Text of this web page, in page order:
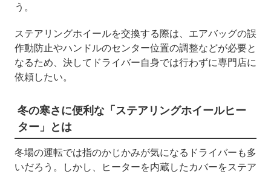
う。
ステアリングホイールを交換する際は、エアバッグの誤
作動防止やハンドルのセンター位置の調整などが必要と
なるため、決してドライバー自身では行わずに専門店に
依頼したい。
冬の寒さに便利な「ステアリングホイールヒー
ター」とは
冬場の運転では指のかじかみが気になるドライバーも多
いだろう。しかし、ヒーターを内蔵したカバーをステア